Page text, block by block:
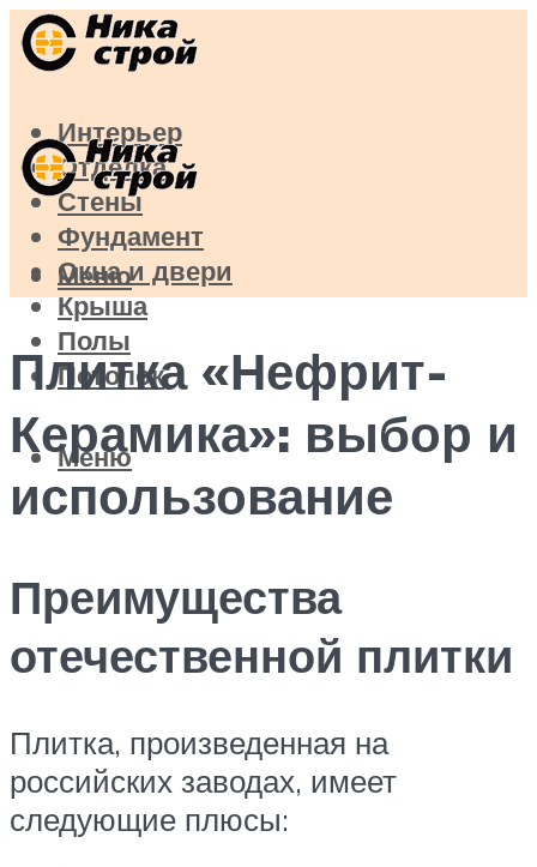
Интерьер
Отделка
Стены
Фундамент
Окна и двери
Крыша
Полы
Потолок
Меню
Меню
Плитка «Нефрит-
Керамика»: выбор и
использование
Преимущества
отечественной плитки
Плитка, произведенная на
российских заводах, имеет
следующие плюсы: